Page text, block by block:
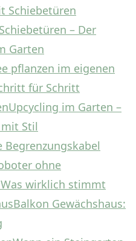
– Der
Garten
pflanzen im eigenen
für Schritt
Upcycling im Garten –
Stil
ohne
wirklich stimmt
Balkon Gewächshaus: